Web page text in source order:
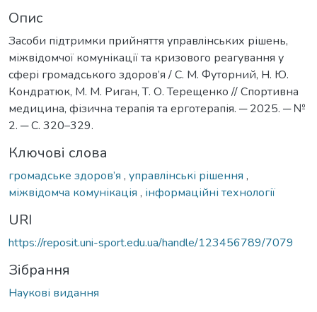
Опис
Засоби підтримки прийняття управлінських рішень,
міжвідомчої комунікації та кризового реагування у
сфері громадського здоров’я / С. М. Футорний, Н. Ю.
Кондратюк, М. М. Риган, Т. О. Терещенко // Спортивна
медицина, фізична терапія та ерготерапія. ─ 2025. ─ №
2. ─ С. 320–329.
Ключові слова
громадське здоров’я , управлінські рішення ,
міжвідомча комунікація , інформаційні технології
URI
https://reposit.uni-sport.edu.ua/handle/123456789/7079
Зібрання
Наукові видання